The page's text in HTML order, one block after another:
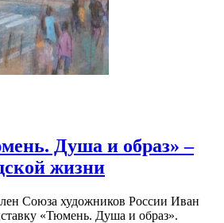
Душа и образ» –
жизни
Союза художников России Иван
«Тюмень. Душа и образ».